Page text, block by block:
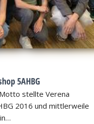
5AHBG
stellte Verena
2016 und mittlerweile